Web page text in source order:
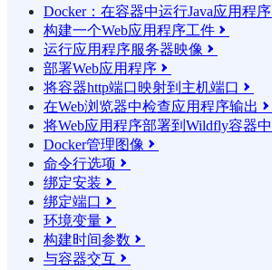
Docker：在容器中运行Java应用程序
构建一个Web应用程序工件 
运行应用程序服务器映像 
部署Web应用程序 
将容器http端口映射到主机端口 
在Web浏览器中检查应用程序输出 
将Web应用程序部署到Wildfly容器中
Docker管理图像 
命令行选项 
绑定安装 
绑定端口 
环境变量 
构建时间参数 
与容器交互 